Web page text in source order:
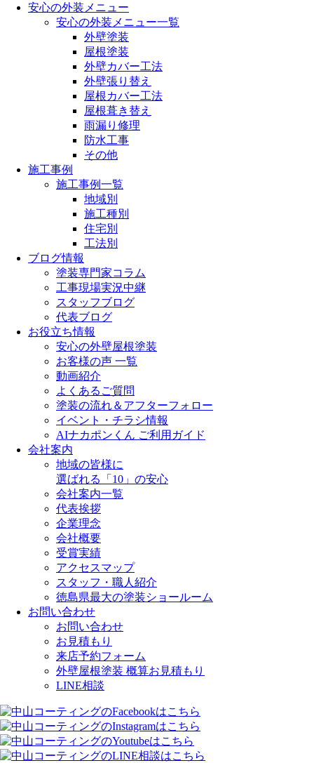
安心の外装メニュー
安心の外装メニュー一覧
外壁塗装
屋根塗装
外壁カバー工法
外壁張り替え
屋根カバー工法
屋根葺き替え
雨漏り修理
防水工事
その他
施工事例
施工事例一覧
地域別
施工種別
住宅別
工法別
ブログ情報
塗装専門家コラム
工事現場実況中継
スタッフブログ
代表ブログ
お役立ち情報
安心の外壁屋根塗装
お客様の声 一覧
動画紹介
よくあるご質問
塗装の流れ＆アフターフォロー
イベント・チラシ情報
AIナカポンくん ご利用ガイド
会社案内
地域の皆様に
選ばれる「10」の安心
会社案内一覧
代表挨拶
企業理念
会社概要
受賞実績
アクセスマップ
スタッフ・職人紹介
徳島県最大の塗装ショールーム
お問い合わせ
お問い合わせ
お見積もり
来店予約フォーム
外壁屋根塗装 概算お見積もり
LINE相談